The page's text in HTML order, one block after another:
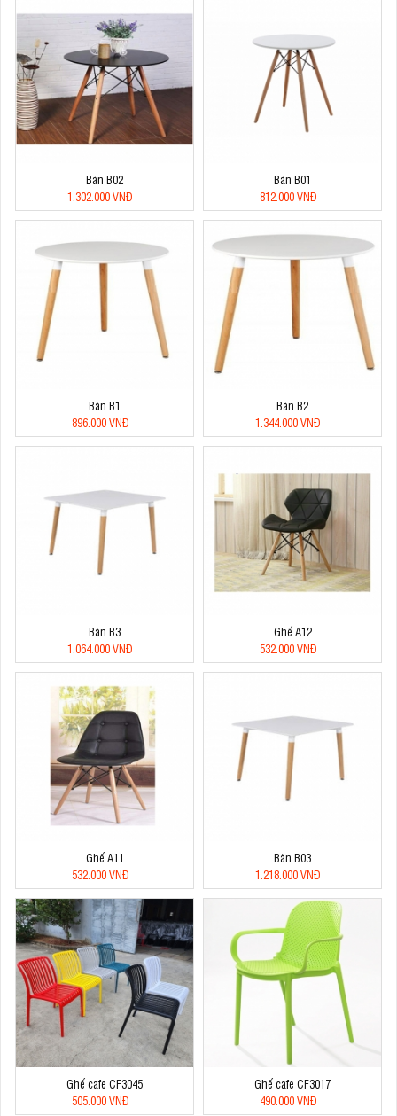
Bàn B02
1.302.000 VNĐ
Bàn B01
812.000 VNĐ
Bàn B1
896.000 VNĐ
Bàn B2
1.344.000 VNĐ
Bàn B3
1.064.000 VNĐ
Ghế A12
532.000 VNĐ
Ghế A11
532.000 VNĐ
Bàn B03
1.218.000 VNĐ
Ghế cafe CF3045
505.000 VNĐ
Ghế cafe CF3017
490.000 VNĐ